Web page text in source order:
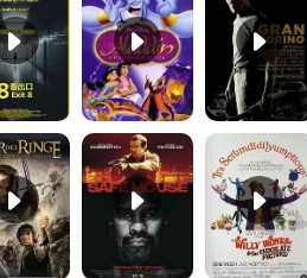
Der Herr der Ringe - Die Rückkehr des Königs Trailer OV Safe House Trailer DF Charlie und die Schokoladenfabrik Trailer OV